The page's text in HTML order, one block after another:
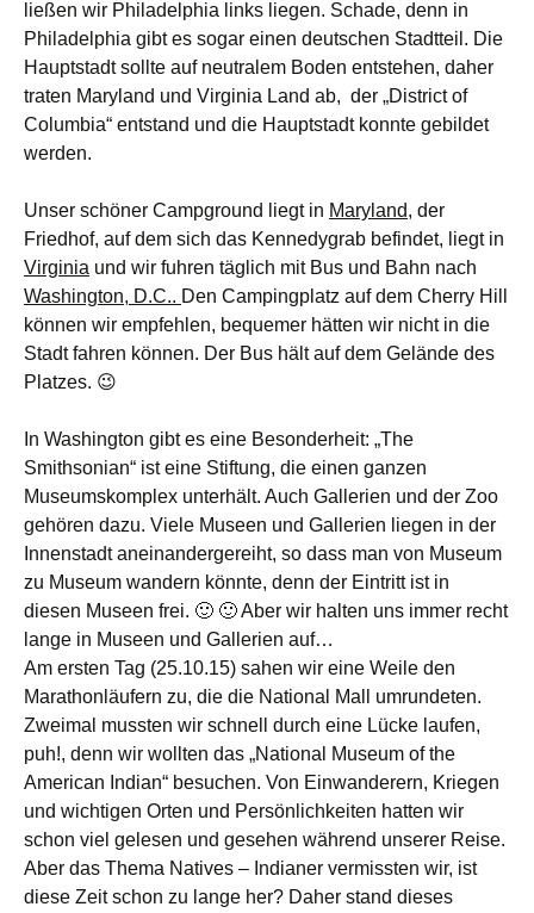
ließen wir Philadelphia links liegen. Schade, denn in
Philadelphia gibt es sogar einen deutschen Stadtteil. Die
Hauptstadt sollte auf neutralem Boden entstehen, daher
traten Maryland und Virginia Land ab, der „District of
Columbia“ entstand und die Hauptstadt konnte gebildet
werden.
Unser schöner Campground liegt in Maryland, der
Friedhof, auf dem sich das Kennedygrab befindet, liegt in
Virginia und wir fuhren täglich mit Bus und Bahn nach
Washington, D.C.. Den Campingplatz auf dem Cherry Hill
können wir empfehlen, bequemer hätten wir nicht in die
Stadt fahren können. Der Bus hält auf dem Gelände des
Platzes. 😉
In Washington gibt es eine Besonderheit: „The
Smithsonian“ ist eine Stiftung, die einen ganzen
Museumskomplex unterhält. Auch Gallerien und der Zoo
gehören dazu. Viele Museen und Gallerien liegen in der
Innenstadt aneinandergereiht, so dass man von Museum
zu Museum wandern könnte, denn der Eintritt ist in
diesen Museen frei. 🙂 🙂 Aber wir halten uns immer recht
lange in Museen und Gallerien auf…
Am ersten Tag (25.10.15) sahen wir eine Weile den
Marathonläufern zu, die die National Mall umrundeten.
Zweimal mussten wir schnell durch eine Lücke laufen,
puh!, denn wir wollten das „National Museum of the
American Indian“ besuchen. Von Einwanderern, Kriegen
und wichtigen Orten und Persönlichkeiten hatten wir
schon viel gelesen und gesehen während unserer Reise.
Aber das Thema Natives – Indianer vermissten wir, ist
diese Zeit schon zu lange her? Daher stand dieses